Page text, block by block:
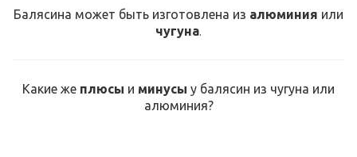
Балясина может быть изготовлена из алюминия или
чугуна.
Какие же плюсы и минусы у балясин из чугуна или
алюминия?